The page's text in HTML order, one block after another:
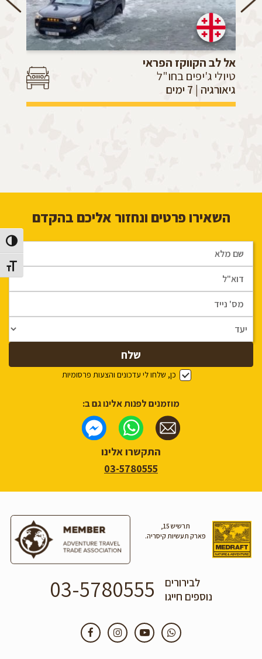
הפעל/
מתג
אל לב הקווקז הפראי
טיולי ג'יפים בחו"ל
גיאורגיה | 7 ימים
השאירו פרטים ונחזור אליכם בהקדם
כן, שלחו לי עדכונים והצעות פרסומיות
מוזמנים לפנות אלינו גם ב:
התקשרו אלינו
03-5780555
תרשיש 15,
פארק תעשיות קיסריה.
לבירורים
נוספים חייגו
03-5780555